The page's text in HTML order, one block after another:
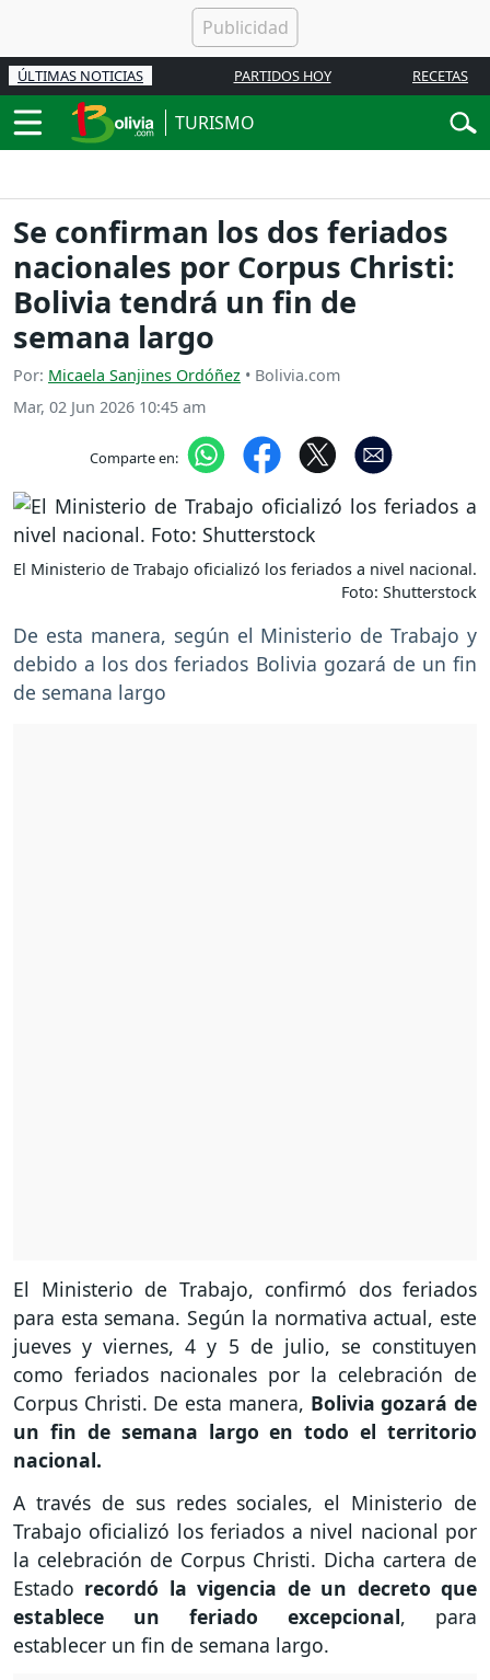
ÚLTIMAS NOTICIAS PARTIDOS HOY RECETAS
TURISMO
Se confirman los dos feriados
nacionales por Corpus Christi:
Bolivia tendrá un fin de
semana largo
Por: Micaela Sanjines Ordóñez • Bolivia.com
Mar, 02 Jun 2026 10:45 am
Comparte en:
El Ministerio de Trabajo oficializó los feriados a nivel nacional.
Foto: Shutterstock
De esta manera, según el Ministerio de Trabajo y
debido a los dos feriados Bolivia gozará de un fin
de semana largo
El Ministerio de Trabajo, confirmó dos feriados
para esta semana. Según la normativa actual, este
jueves y viernes, 4 y 5 de julio, se constituyen
como feriados nacionales por la celebración de
Corpus Christi. De esta manera, Bolivia gozará de
un fin de semana largo en todo el territorio
nacional.
A través de sus redes sociales, el Ministerio de
Trabajo oficializó los feriados a nivel nacional por
la celebración de Corpus Christi. Dicha cartera de
Estado recordó la vigencia de un decreto que
establece un feriado excepcional, para
establecer un fin de semana largo.